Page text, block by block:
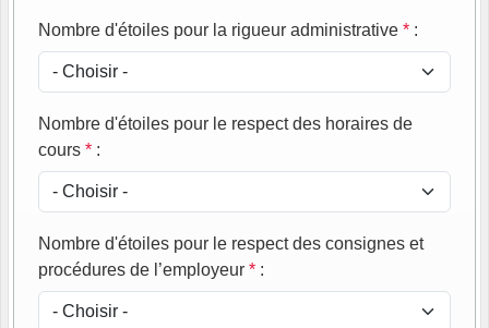
Nombre d'étoiles pour la rigueur administrative * :
Nombre d'étoiles pour le respect des horaires de
cours * :
Nombre d'étoiles pour le respect des consignes et
procédures de l’employeur * :